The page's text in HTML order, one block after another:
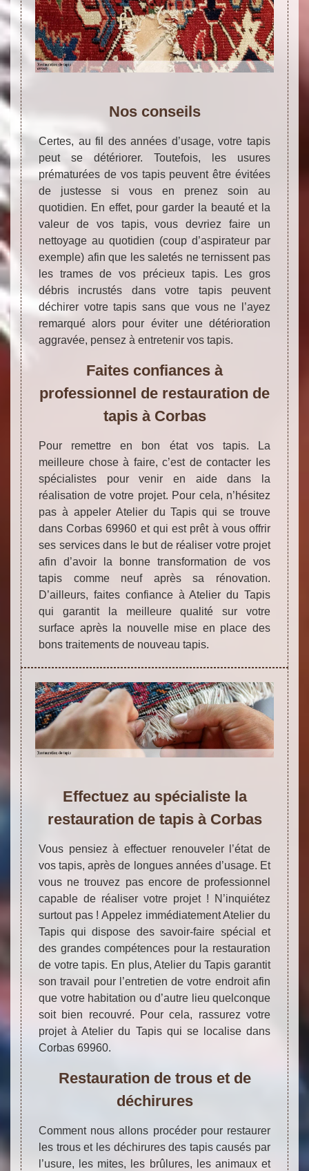
Nos conseils
Certes, au fil des années d’usage, votre tapis
peut se détériorer. Toutefois, les usures
prématurées de vos tapis peuvent être évitées
de justesse si vous en prenez soin au
quotidien. En effet, pour garder la beauté et la
valeur de vos tapis, vous devriez faire un
nettoyage au quotidien (coup d’aspirateur par
exemple) afin que les saletés ne ternissent pas
les trames de vos précieux tapis. Les gros
débris incrustés dans votre tapis peuvent
déchirer votre tapis sans que vous ne l’ayez
remarqué alors pour éviter une détérioration
aggravée, pensez à entretenir vos tapis.
Faites confiances à
professionnel de restauration de
tapis à Corbas
Pour remettre en bon état vos tapis. La
meilleure chose à faire, c’est de contacter les
spécialistes pour venir en aide dans la
réalisation de votre projet. Pour cela, n’hésitez
pas à appeler Atelier du Tapis qui se trouve
dans Corbas 69960 et qui est prêt à vous offrir
ses services dans le but de réaliser votre projet
afin d’avoir la bonne transformation de vos
tapis comme neuf après sa rénovation.
D’ailleurs, faites confiance à Atelier du Tapis
qui garantit la meilleure qualité sur votre
surface après la nouvelle mise en place des
bons traitements de nouveau tapis.
Effectuez au spécialiste la
restauration de tapis à Corbas
Vous pensiez à effectuer renouveler l’état de
vos tapis, après de longues années d’usage. Et
vous ne trouvez pas encore de professionnel
capable de réaliser votre projet ! N’inquiétez
surtout pas ! Appelez immédiatement Atelier du
Tapis qui dispose des savoir-faire spécial et
des grandes compétences pour la restauration
de votre tapis. En plus, Atelier du Tapis garantit
son travail pour l’entretien de votre endroit afin
que votre habitation ou d’autre lieu quelconque
soit bien recouvré. Pour cela, rassurez votre
projet à Atelier du Tapis qui se localise dans
Corbas 69960.
Restauration de trous et de
déchirures
Comment nous allons procéder pour restaurer
les trous et les déchirures des tapis causés par
l’usure, les mites, les brûlures, les animaux et